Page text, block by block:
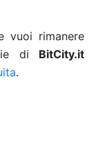
vuoi rimanere
di BitCity.it
.